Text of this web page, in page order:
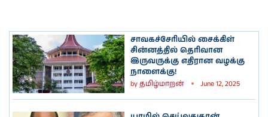
சாவகச்சேரியில் சைக்கிள்
சின்னத்தில் தெரிவான
இருவருக்கு எதிரான வழக்கு
நாளைக்கு!
byதமிழ்மாறன் June 12, 2025